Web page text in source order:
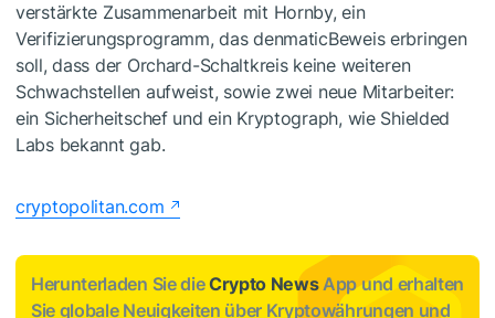
verstärkte Zusammenarbeit mit Hornby, ein
Verifizierungsprogramm, das denmaticBeweis erbringen
soll, dass der Orchard-Schaltkreis keine weiteren
Schwachstellen aufweist, sowie zwei neue Mitarbeiter:
ein Sicherheitschef und ein Kryptograph, wie Shielded
Labs bekannt gab.
cryptopolitan.com
Herunterladen Sie dieCrypto NewsApp und erhalten
Sie globale Neuigkeiten über Kryptowährungen und